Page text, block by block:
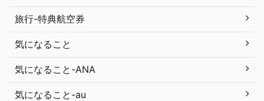
旅行-特典航空券
気になること
気になること-ANA
気になること-au